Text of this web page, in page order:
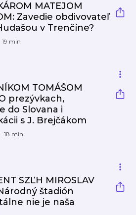
MATEJOM
Zavedie obdivovateľ
v Trenčíne?
19 min
TOMÁŠOM
prezývkach,
do Slovana i
s J. Brejčákom
18 min
SZĽH MIROSLAV
štadión
nie je naša